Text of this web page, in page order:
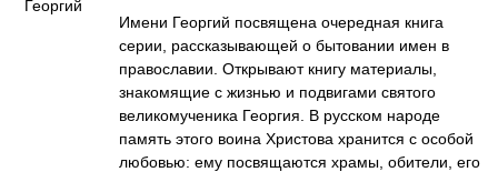
Имени Георгий посвящена очередная книга
серии, рассказывающей о бытовании имен в
православии. Открывают книгу материалы,
знакомящие с жизнью и подвигами святого
великомученика Георгия. В русском народе
память этого воина Христова хранится с особой
любовью: ему посвящаются храмы, обители, его